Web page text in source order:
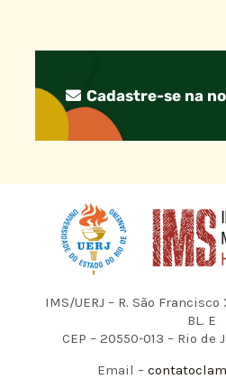
Cadastre-se na
IMS/UERJ – R. São
BL. E
CEP – 20550-013 – Rio de
Email –